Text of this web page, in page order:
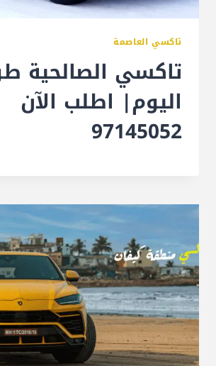
تاكسي العاصمة
تاكسي الصالحية
اليوم| اطلب الآن
97145052